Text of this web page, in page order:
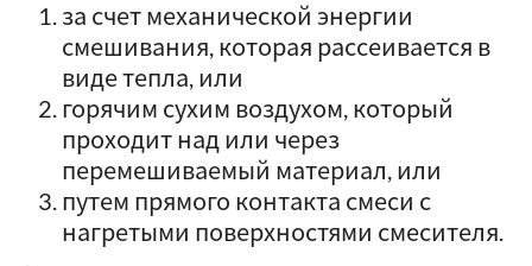
за счет механической энергии
смешивания, которая рассеивается в
виде тепла, или
горячим сухим воздухом, который
проходит над или через
перемешиваемый материал, или
путем прямого контакта смеси с
нагретыми поверхностями смесителя.